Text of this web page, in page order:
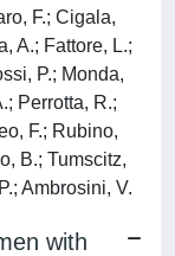
F.; Cigala,
A.; Fattore, L.;
P.; Monda,
Perrotta, R.;
F.; Rubino,
B.; Tumscitz,
Ambrosini, V.
with